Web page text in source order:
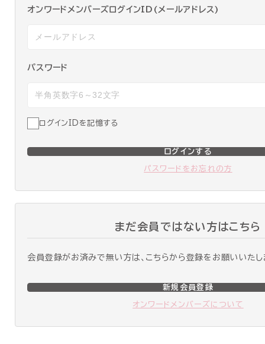
オンワードメンバーズログインID(メールアドレス)
パスワード
ログインIDを記憶する
ログインする
パスワードをお忘れの方
まだ会員ではない方はこちら
会員登録がお済みで無い方は、こちらから登録をお願いいたし
新規会員登録
オンワードメンバーズについて